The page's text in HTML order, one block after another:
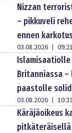
Nizzan
– pikkuveli
ennen
03.08.2026 | 09:21
Britanniassa
paastolle
03.08.2026 | 10:33
Käräjäoikeus